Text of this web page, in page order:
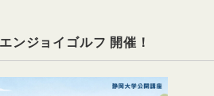
ンジョイゴルフ 開催！